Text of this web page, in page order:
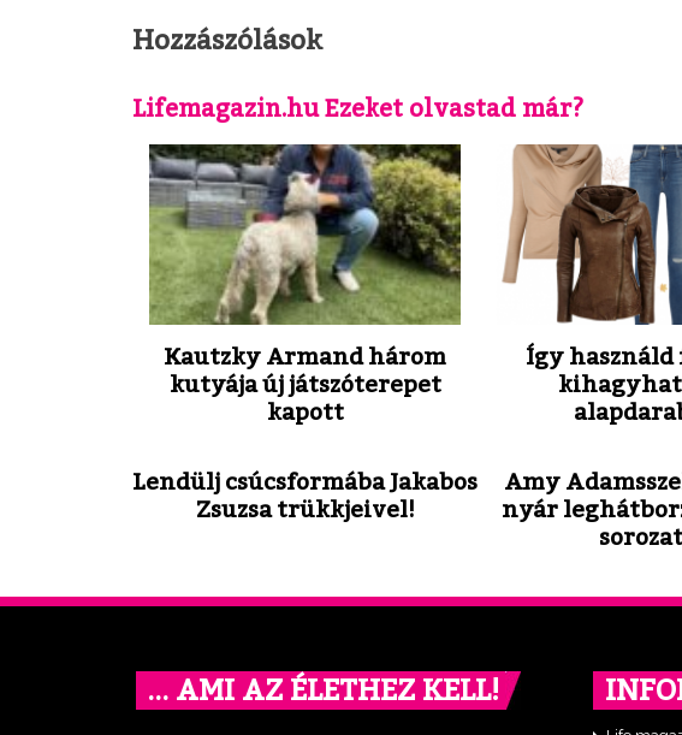
Hozzászólások
Lifemagazin.hu Ezeket olvastad már?
Kautzky Armand három
kutyája új játszóterepet
kapott
Így használd
Lendülj csúcsformába Jakabos
Zsuzsa trükkjeivel!
Amy
nyár
… AMI AZ ÉLETHEZ KELL!